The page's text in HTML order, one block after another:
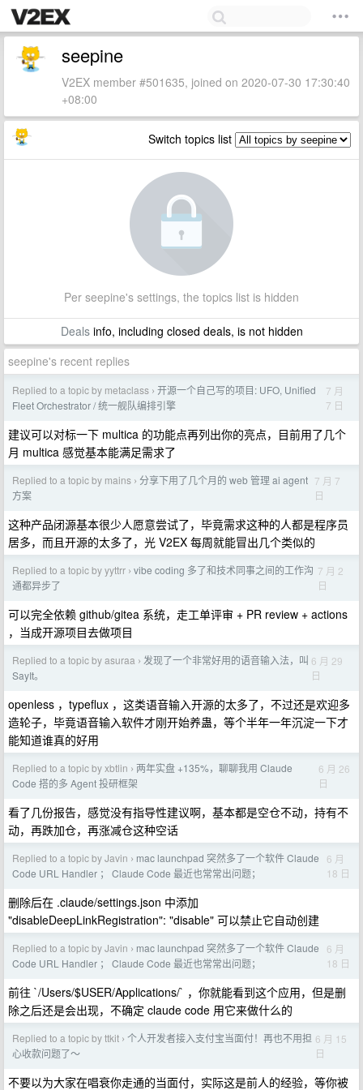
seepine
V2EX member #501635, joined on 2020-07-30 17:30:40
+08:00
Switch topics list
Per seepine's settings, the topics list is hidden
Dealsinfo, including closed deals, is not hidden
seepine's recent replies
Replied to a topic by metaclass › 开源一个自己写的项目: UFO, Unified
Fleet Orchestrator / 统一舰队编排引擎
7 月
7 日
建议可以对标一下 multica 的功能点再列出你的亮点，目前用了几个
月 multica 感觉基本能满足需求了
Replied to a topic by mains › 分享下用了几个月的 web 管理 ai agent
方案
7 月 7
日
这种产品闭源基本很少人愿意尝试了，毕竟需求这种的人都是程序员
居多，而且开源的太多了，光 V2EX 每周就能冒出几个类似的
Replied to a topic by yyttrr › vibe coding 多了和技术同事之间的工作沟
通都异步了
7 月 2
日
可以完全依赖 github/gitea 系统，走工单评审 + PR review + actions
，当成开源项目去做项目
Replied to a topic by asuraa › 发现了一个非常好用的语音输入法，叫
SayIt。
6 月 29
日
openless ，typeflux ，这类语音输入开源的太多了，不过还是欢迎多
造轮子，毕竟语音输入软件才刚开始养蛊，等个半年一年沉淀一下才
能知道谁真的好用
Replied to a topic by xbtlin › 两年实盘 +135%，聊聊我用 Claude
Code 搭的多 Agent 投研框架
6 月 26
日
看了几份报告，感觉没有指导性建议啊，基本都是空仓不动，持有不
动，再跌加仓，再涨减仓这种空话
Replied to a topic by Javin › mac launchpad 突然多了一个软件 Claude
Code URL Handler ； Claude Code 最近也常常出问题；
6 月
18 日
删除后在 .claude/settings.json 中添加
"disableDeepLinkRegistration": "disable" 可以禁止它自动创建
Replied to a topic by Javin › mac launchpad 突然多了一个软件 Claude
Code URL Handler ； Claude Code 最近也常常出问题；
6 月
18 日
前往 `/Users/$USER/Applications/` ，你就能看到这个应用，但是删
除之后还是会出现，不确定 claude code 用它来做什么的
Replied to a topic by ttkit › 个人开发者接入支付宝当面付！再也不用担
心收款问题了～
6 月 15
日
不要以为大家在唱衰你走通的当面付，实际这是前人的经验，等你被